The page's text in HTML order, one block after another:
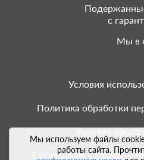
Мы используем файлы
работы сайта.
с
Мы в
Условия
Политика обработки
Условия
Согласие на обработку